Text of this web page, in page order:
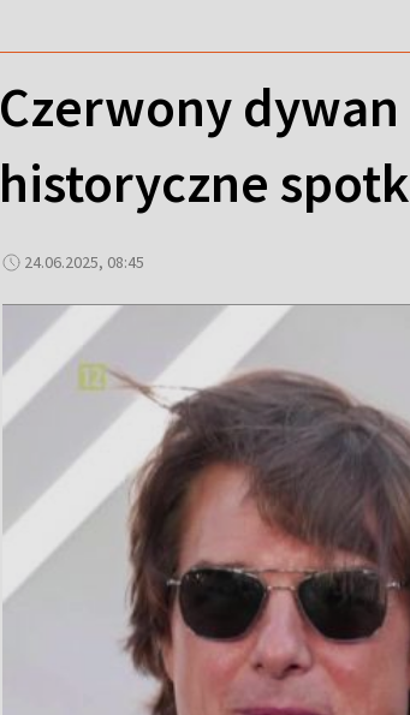
Czerwony
historyczne
24.06.2025, 08:45